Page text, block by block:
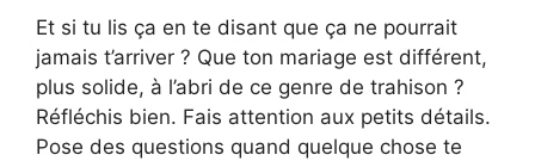
Et si tu lis ça en te disant que ça ne pourrait
jamais t’arriver ? Que ton mariage est différent,
plus solide, à l’abri de ce genre de trahison ?
Réfléchis bien. Fais attention aux petits détails.
Pose des questions quand quelque chose te